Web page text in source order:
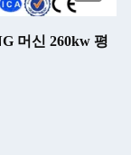
머신 260kw 평